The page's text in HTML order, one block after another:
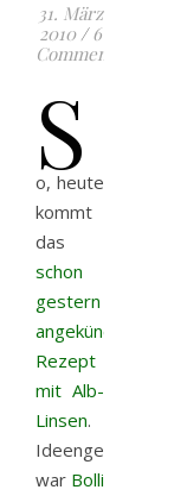
31. März
2010 / 6
Comments
S
o, heute
kommt
das
schon
gestern
angekündigte
Rezept
mit Alb-
Linsen.
Ideengeberin
war Bolli